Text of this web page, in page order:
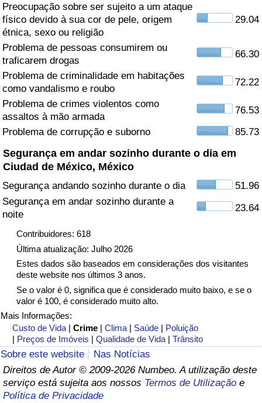
Preocupação sobre ser sujeito a um ataque
físico devido à sua cor de pele, origem
étnica, sexo ou religião
29.04
Problema de pessoas consumirem ou
traficarem drogas
66.30
Problema de criminalidade em habitações
como vandalismo e roubo
72.22
Problema de crimes violentos como
assaltos à mão armada
76.53
Problema de corrupção e suborno
85.73
Segurança em andar sozinho durante o dia em
Ciudad de México, México
Segurança andando sozinho durante o dia
51.96
Segurança em andar sozinho durante a
noite
23.64
Contribuidores: 618
Última atualização: Julho 2026
Estes dados são baseados em considerações dos visitantes
deste website nos últimos 3 anos.
Se o valor é 0, significa que é considerado muito baixo, e se o
valor é 100, é considerado muito alto.
Mais Informações:
Custo de Vida |Crime |Clima | Saúde | Poluição
| Preços de Imóveis |Qualidade de Vida |Trânsito
Sobre este website
Nas Notícias
Direitos de Autor © 2009-2026 Numbeo. A utilização deste
serviço está sujeita aos nossos Termos de Utilização e
Política de Privacidade
Poluição
Indicador de Poluição (Atual)
Índice de poluição
Indicador de Poluição por País
Trânsito
Indicador de Trânsito
Indicador de Trânsito (Atual)
Indicador de Trânsito por País